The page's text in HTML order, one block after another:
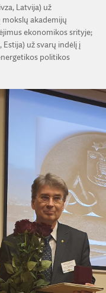
Latvija) už
mokslų akademijų
ekonomikos srityje;
už svarų indėlį į
politikos